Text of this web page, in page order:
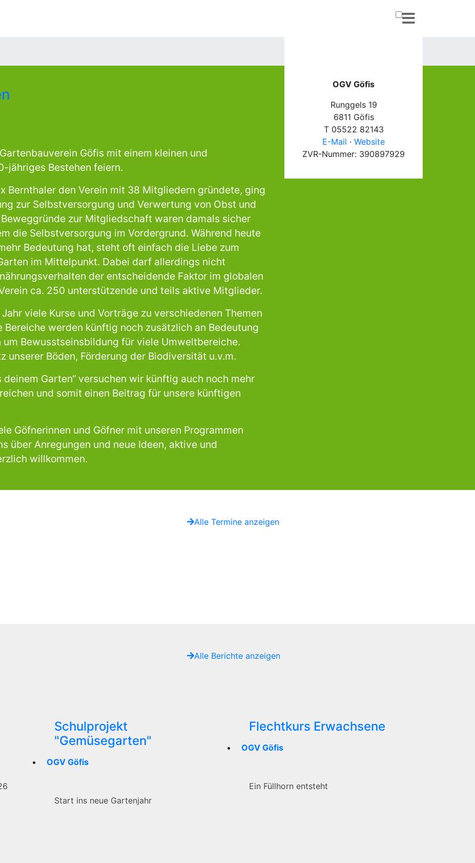
Göfis mit einem kleinen und
jähriges Bestehen feiern.
Bernthaler den Verein mit 38 Mitgliedern gründete, ging
zur Selbstversorgung und Verwertung von Obst und
zur Mitgliedschaft waren damals sicher
die Selbstversorgung im Vordergrund. Während heute
Bedeutung hat, steht oft einfach die Liebe zum
im Mittelpunkt. Dabei darf allerdings nicht
der entscheidende Faktor im globalen
ca. 250 unterstützende und teils aktive Mitglieder.
viele Kurse und Vorträge zu verschiedenen Themen
werden künftig noch zusätzlich an Bedeutung
Bewusstseinsbildung für viele Umweltbereiche.
unserer Böden, Förderung der Biodiversität u.v.m.
Garten“ versuchen wir künftig auch noch mehr
und somit einen Beitrag für unsere künftigen
Göfnerinnen und Göfner mit unseren Programmen
über Anregungen und neue Ideen, aktive und
willkommen.
OGV Göfis
Runggels 19
6811 Göfis
T 05522 82143
E-Mail · Website
ZVR-Nummer: 390897929
Alle Termine anzeigen
Alle Berichte anzeigen
Schulprojekt
"Gemüsegarten"
OGV Göfis
Start ins neue Gartenjahr
Flechtkurs Erwachsene
OGV Göfis
Ein Füllhorn entsteht